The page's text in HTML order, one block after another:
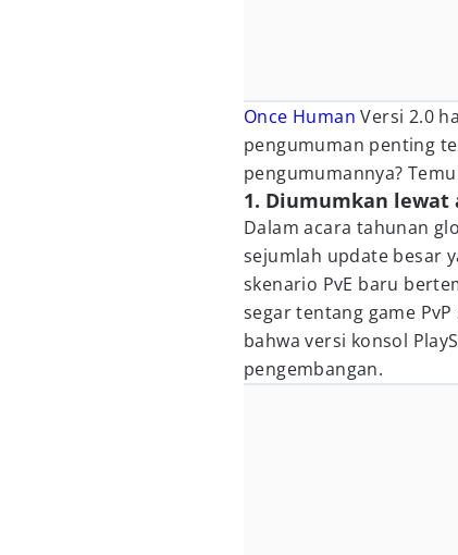
Once Human Versi 2.0
pengumuman penting
pengumumannya?
1. Diumumkan lewat
Dalam acara tahunan
sejumlah update besar
skenario PvE baru
segar tentang game
bahwa versi konsol
pengembangan.